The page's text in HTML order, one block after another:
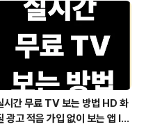
시간 무료 TV 보는 방법 HD 화
광고 적음 가입 없이 보는 앱 IP